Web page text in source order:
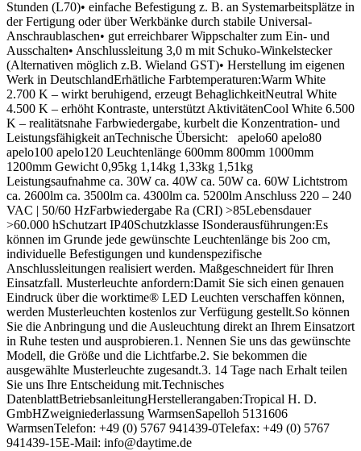
Stunden (L70)• einfache Befestigung z. B. an Systemarbeitsplätze in
der Fertigung oder über Werkbänke durch stabile Universal-
Anschraublaschen• gut erreichbarer Wippschalter zum Ein- und
Ausschalten• Anschlussleitung 3,0 m mit Schuko-Winkelstecker
(Alternativen möglich z.B. Wieland GST)• Herstellung im eigenen
Werk in DeutschlandErhätliche Farbtemperaturen:Warm White
2.700 K – wirkt beruhigend, erzeugt BehaglichkeitNeutral White
4.500 K – erhöht Kontraste, unterstützt AktivitätenCool White 6.500
K – realitätsnahe Farbwiedergabe, kurbelt die Konzentration- und
Leistungsfähigkeit anTechnische Übersicht: apelo60 apelo80
apelo100 apelo120 Leuchtenlänge 600mm 800mm 1000mm
1200mm Gewicht 0,95kg 1,14kg 1,33kg 1,51kg
Leistungsaufnahme ca. 30W ca. 40W ca. 50W ca. 60W Lichtstrom
ca. 2600lm ca. 3500lm ca. 4300lm ca. 5200lm Anschluss 220 – 240
VAC | 50/60 HzFarbwiedergabe Ra (CRI) >85Lebensdauer
>60.000 hSchutzart IP40Schutzklasse ISonderausführungen:Es
können im Grunde jede gewünschte Leuchtenlänge bis 2oo cm,
individuelle Befestigungen und kundenspezifische
Anschlussleitungen realisiert werden. Maßgeschneidert für Ihren
Einsatzfall. Musterleuchte anfordern:Damit Sie sich einen genauen
Eindruck über die worktime® LED Leuchten verschaffen können,
werden Musterleuchten kostenlos zur Verfügung gestellt.So können
Sie die Anbringung und die Ausleuchtung direkt an Ihrem Einsatzort
in Ruhe testen und ausprobieren.1. Nennen Sie uns das gewünschte
Modell, die Größe und die Lichtfarbe.2. Sie bekommen die
ausgewählte Musterleuchte zugesandt.3. 14 Tage nach Erhalt teilen
Sie uns Ihre Entscheidung mit.Technisches
DatenblattBetriebsanleitungHerstellerangaben:Tropical H. D.
GmbHZweigniederlassung WarmsenSapelloh 5131606
WarmsenTelefon: +49 (0) 5767 941439-0Telefax: +49 (0) 5767
941439-15E-Mail: info@daytime.de